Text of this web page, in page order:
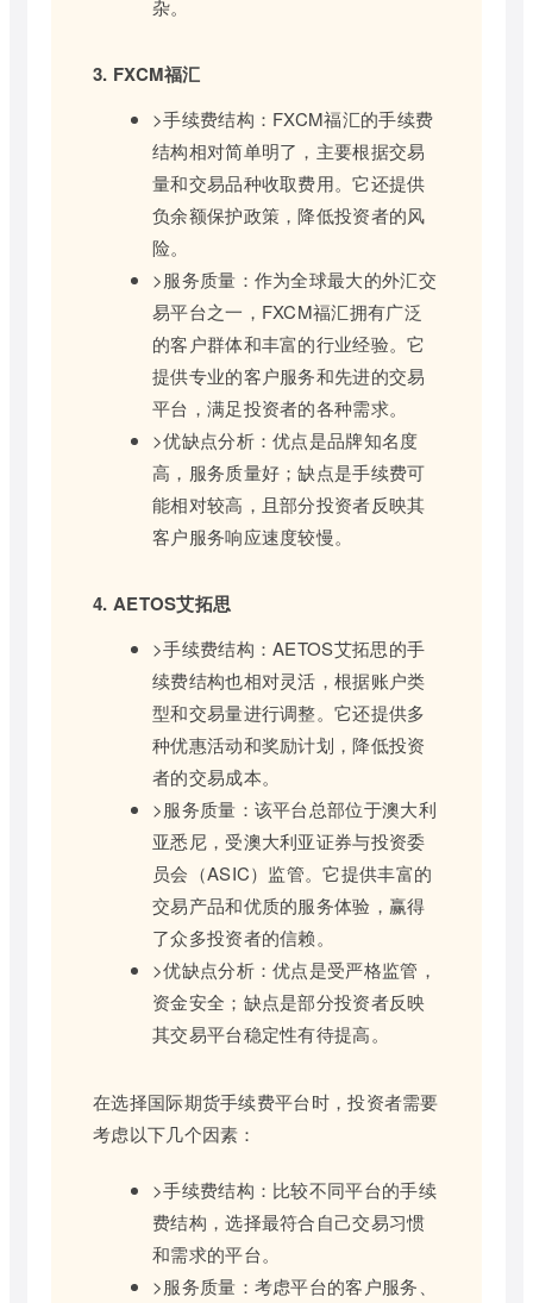
杂。
3. FXCM福汇
>手续费结构：FXCM福汇的手续费
结构相对简单明了，主要根据交易
量和交易品种收取费用。它还提供
负余额保护政策，降低投资者的风
险。
>服务质量：作为全球最大的外汇交
易平台之一，FXCM福汇拥有广泛
的客户群体和丰富的行业经验。它
提供专业的客户服务和先进的交易
平台，满足投资者的各种需求。
>优缺点分析：优点是品牌知名度
高，服务质量好；缺点是手续费可
能相对较高，且部分投资者反映其
客户服务响应速度较慢。
4. AETOS艾拓思
>手续费结构：AETOS艾拓思的手
续费结构也相对灵活，根据账户类
型和交易量进行调整。它还提供多
种优惠活动和奖励计划，降低投资
者的交易成本。
>服务质量：该平台总部位于澳大利
亚悉尼，受澳大利亚证券与投资委
员会（ASIC）监管。它提供丰富的
交易产品和优质的服务体验，赢得
了众多投资者的信赖。
>优缺点分析：优点是受严格监管，
资金安全；缺点是部分投资者反映
其交易平台稳定性有待提高。
在选择国际期货手续费平台时，投资者需要
考虑以下几个因素：
>手续费结构：比较不同平台的手续
费结构，选择最符合自己交易习惯
和需求的平台。
>服务质量：考虑平台的客户服务、